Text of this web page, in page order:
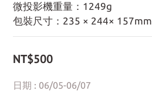
微投影機重量：1249g
包裝尺寸：235 × 244× 157mm
NT$500
日期 : 06/05-06/07